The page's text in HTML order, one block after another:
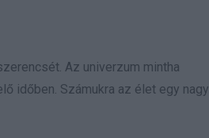
Az univerzum mintha
időben. Számukra az élet egy nagy